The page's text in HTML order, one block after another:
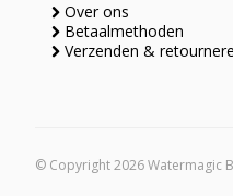
Over ons
Betaalmethoden
Verzenden &
© Copyright 2026 Watermagic